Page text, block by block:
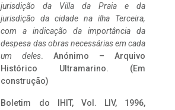
jurisdição da Villa da Praia e da
jurisdição da cidade na ilha Terceira,
com a indicação da importância da
despesa das obras necessárias em cada
um deles. Anónimo – Arquivo
Histórico Ultramarino. (Em
construção)
Boletim do IHIT, Vol. LIV, 1996,